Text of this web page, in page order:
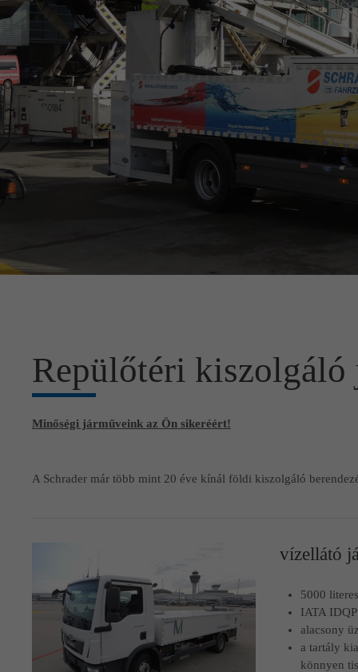
Repülőtéri kiszolgáló
Minőségi járműveink az Ön sikeréért!
A Schrader már több mint 20 éve kínál földi kiszolgáló
vízellátó
5000
IATA
alacsony
a tartály
könnyen